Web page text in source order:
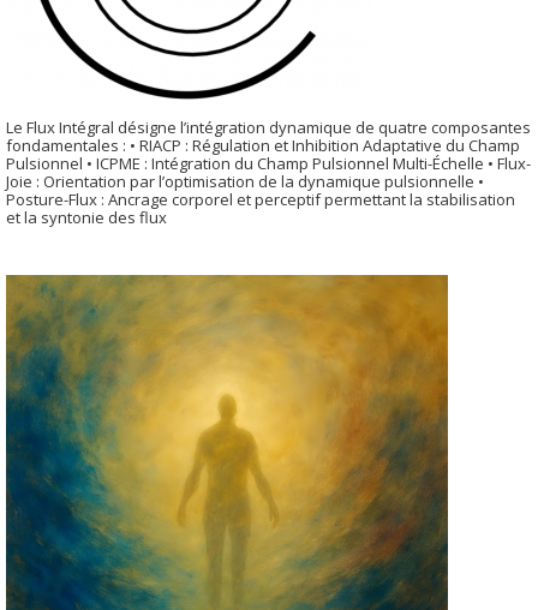
Le Flux Intégral désigne l’intégration dynamique de quatre composantes
fondamentales : • RIACP : Régulation et Inhibition Adaptative du Champ
Pulsionnel • ICPME : Intégration du Champ Pulsionnel Multi-Échelle • Flux-
Joie : Orientation par l’optimisation de la dynamique pulsionnelle •
Posture-Flux : Ancrage corporel et perceptif permettant la stabilisation
et la syntonie des flux